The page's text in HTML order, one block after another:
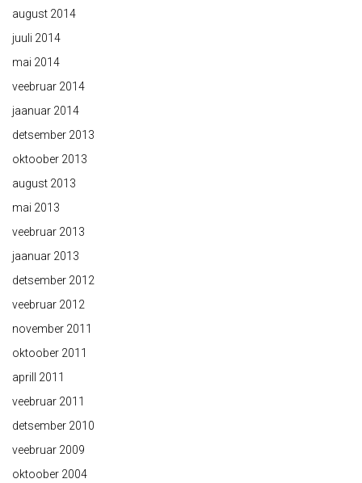
august 2014
juuli 2014
mai 2014
veebruar 2014
jaanuar 2014
detsember 2013
oktoober 2013
august 2013
mai 2013
veebruar 2013
jaanuar 2013
detsember 2012
veebruar 2012
november 2011
oktoober 2011
aprill 2011
veebruar 2011
detsember 2010
veebruar 2009
oktoober 2004